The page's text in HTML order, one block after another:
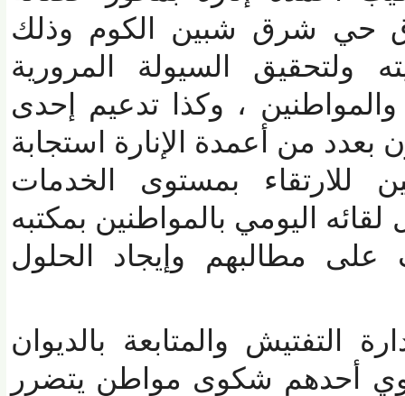
حي شرق شبين الكوم وذلك
السيولة المرورية
، وكذا تدعيم إحدى
من أعمدة الإنارة استجابة
بمستوى الخدمات
اليومي بالمواطنين بمكتبه
مطالبهم وإيجاد الحلول
والمتابعة بالديوان
أحدهم شكوى مواطن يتضرر